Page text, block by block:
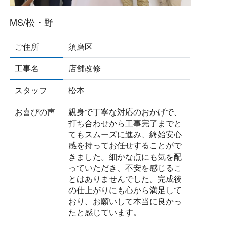
MS/松・野
ご住所
須磨区
工事名
店舗改修
スタッフ
松本
お喜びの声
親身で丁寧な対応のおかげで、
打ち合わせから工事完了までと
てもスムーズに進み、終始安心
感を持ってお任せすることがで
きました。細かな点にも気を配
っていただき、不安を感じるこ
とはありませんでした。完成後
の仕上がりにも心から満足して
おり、お願いして本当に良かっ
たと感じています。